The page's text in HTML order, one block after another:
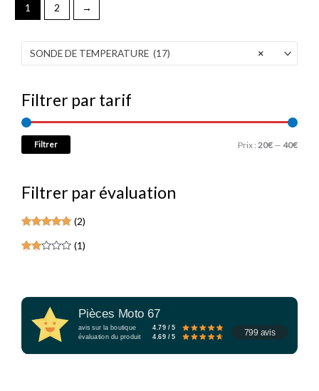
×
SONDE DE TEMPERATURE (17)
Filtrer par tarif
Filtrer Prix : 20€ — 40€
Filtrer par évaluation
sur 5
(2)
(1)
Pièces Moto 67
avis sur la boutique
4.79 / 5
évaluation du produit
4.69 / 5 799 avis
1 2 →